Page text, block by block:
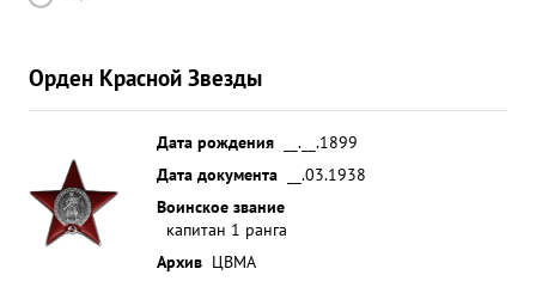
Орден Красной Звезды
Дата рождения
__.__.1899
Дата документа
__.03.1938
Воинское звание
капитан 1 ранга
Архив ЦВМА